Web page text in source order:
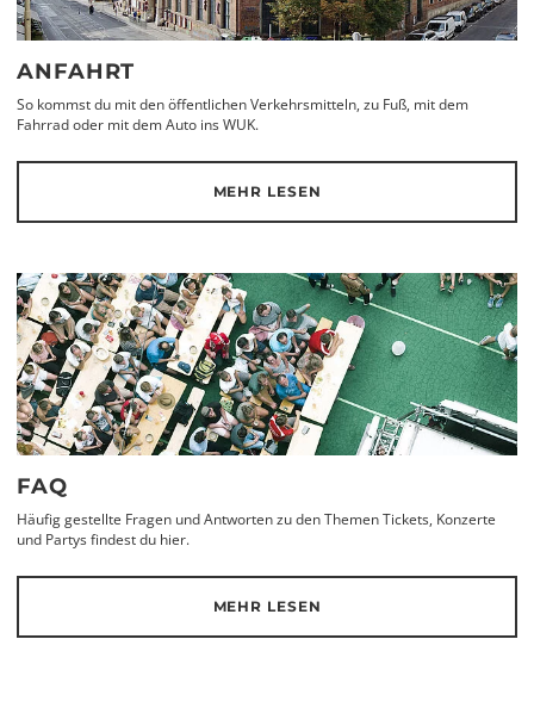
ANFAHRT
So kommst du mit den öffentlichen Verkehrsmitteln, zu Fuß, mit dem
Fahrrad oder mit dem Auto ins WUK.
MEHR LESEN
FAQ
Häufig gestellte Fragen und Antworten zu den Themen Tickets, Konzerte
und Partys findest du hier.
MEHR LESEN